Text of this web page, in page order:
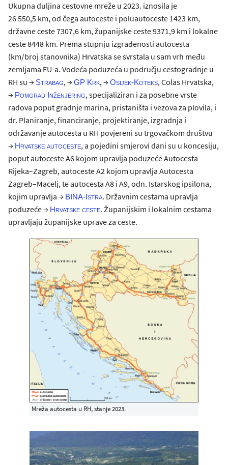
Ukupna duljina cestovne mreže u 2023. iznosila je
26 550,5 km, od čega autoceste i poluautoceste 1423 km,
državne ceste 7307,6 km, županijske ceste 9371,9 km i lokalne
ceste 8448 km. Prema stupnju izgrađenosti autocesta
(km/broj stanovnika) Hrvatska se svrstala u sam vrh među
zemljama EU-a. Vodeća poduzeća u području cestogradnje u
RH su → Strabag, →GP Krk, →Osijek-Koteks, Colas Hrvatska,
→ Pomgrad Inženjering, specijaliziran i za posebne vrste
radova poput gradnje marina, pristaništa i vezova za plovila, i
dr. Planiranje, financiranje, projektiranje, izgradnja i
održavanje autocesta u RH povjereni su trgovačkom društvu
→ Hrvatske autoceste, a pojedini smjerovi dani su u koncesiju,
poput autoceste A6 kojom upravlja poduzeće Autocesta
Rijeka–Zagreb, autoceste A2 kojom upravlja Autocesta
Zagreb–Macelj, te autocesta A8 i A9, odn. Istarskog ipsilona,
kojim upravlja → BINA-Istra. Državnim cestama upravlja
poduzeće → Hrvatske ceste. Županijskim i lokalnim cestama
upravljaju županijske uprave za ceste.
Mreža autocesta u RH, stanje 2023.